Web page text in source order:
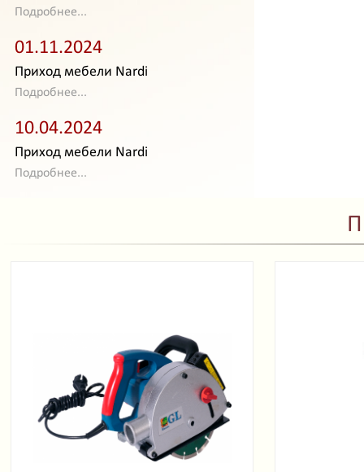
Подробнее...
01.11.2024
Приход мебели Nardi
Подробнее...
10.04.2024
Приход мебели Nardi
Подробнее...